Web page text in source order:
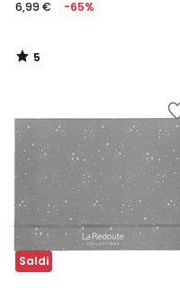
6,99 € -65%
5
/
Saldi